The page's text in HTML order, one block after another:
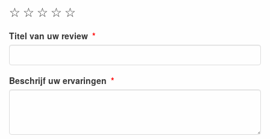
☆
☆
☆
☆
☆
Titel van uw review
Beschrijf uw ervaringen